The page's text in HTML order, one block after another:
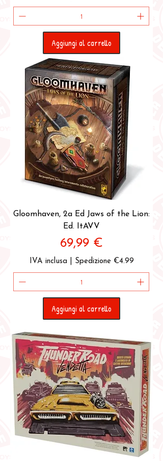
Aggiungi al carrello
Gloomhaven, 2a Ed Jaws of the Lion:
Ed. ItAVV
Prezzo
69,99 €
IVA inclusa Spedizione €4.99
Aggiungi al carrello